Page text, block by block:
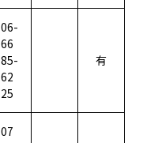
06-
66
85-
62
25
有
07